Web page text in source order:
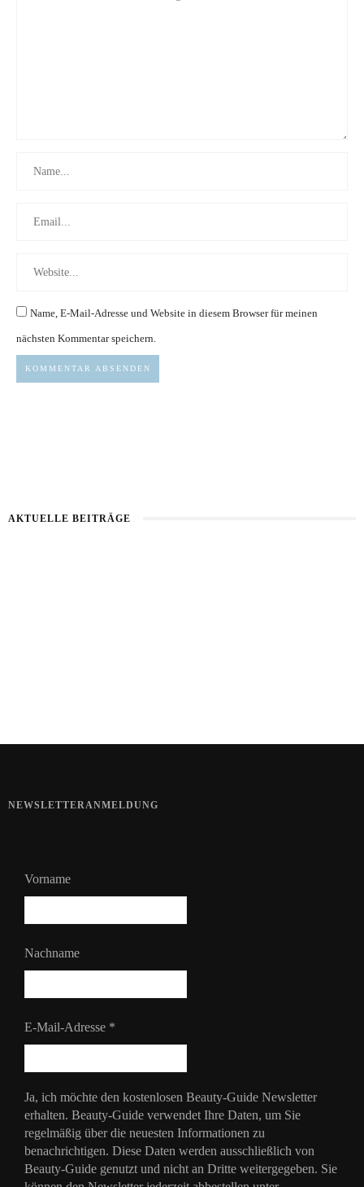
Name, E-Mail-Adresse und Website in diesem Browser für meinen
nächsten Kommentar speichern.
AKTUELLE BEITRÄGE
NEWSLETTERANMELDUNG
Vorname
Nachname
E-Mail-Adresse *
Ja, ich möchte den kostenlosen Beauty-Guide Newsletter
erhalten. Beauty-Guide verwendet Ihre Daten, um Sie
regelmäßig über die neuesten Informationen zu
benachrichtigen. Diese Daten werden ausschließlich von
Beauty-Guide genutzt und nicht an Dritte weitergegeben. Sie